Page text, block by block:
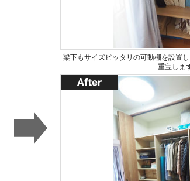
梁下もサイズピッタリの可動棚を設置
重宝しま